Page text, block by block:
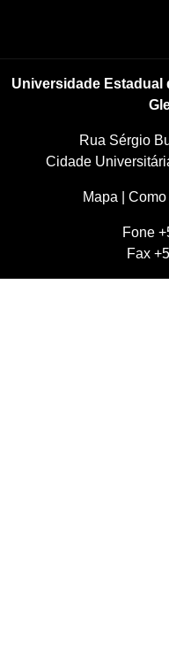
Universidade Estadual
Rua Sérgio
Cidade
Mapa
Fone
Fax